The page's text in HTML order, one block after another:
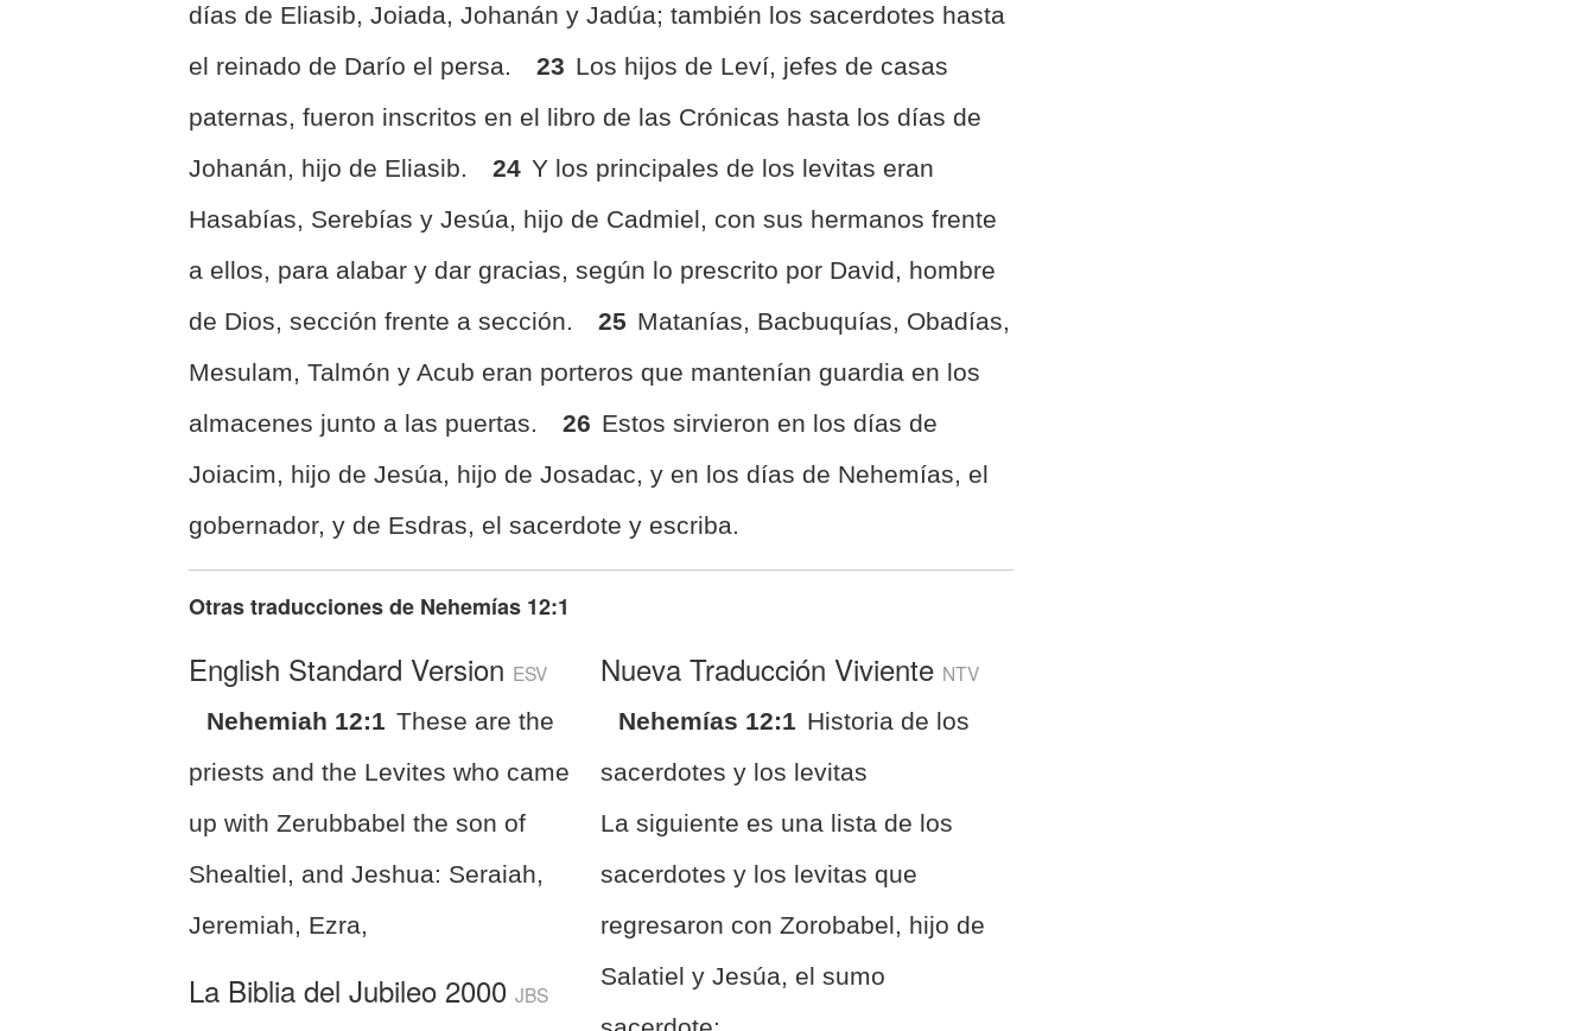
días de Eliasib, Joiada, Johanán y Jadúa; también los sacerdotes hasta
el reinado de Darío el persa.
23 Los hijos de Leví, jefes de casas
paternas, fueron inscritos en el libro de las Crónicas hasta los días de
Johanán, hijo de Eliasib.
24 Y los principales de los levitas eran
Hasabías, Serebías y Jesúa, hijo de Cadmiel, con sus hermanos frente
a ellos, para alabar y dar gracias, según lo prescrito por David, hombre
de Dios, sección frente a sección.
25 Matanías, Bacbuquías, Obadías,
Mesulam, Talmón y Acub eran porteros que mantenían guardia en los
almacenes junto a las puertas.
26 Estos sirvieron en los días de
Joiacim, hijo de Jesúa, hijo de Josadac, y en los días de Nehemías, el
gobernador, y de Esdras, el sacerdote y escriba.
Otras traducciones de Nehemías 12:1
English Standard Version ESV
Nehemiah 12:1 These are the
priests and the Levites who came
up with Zerubbabel the son of
Shealtiel, and Jeshua: Seraiah,
Jeremiah, Ezra,
La Biblia del Jubileo 2000JBS
Nueva Traducción Viviente NTV
Nehemías 12:1 Historia de los
sacerdotes y los levitas
La siguiente es una lista de los
sacerdotes y los levitas que
regresaron con Zorobabel, hijo de
Salatiel y Jesúa, el sumo